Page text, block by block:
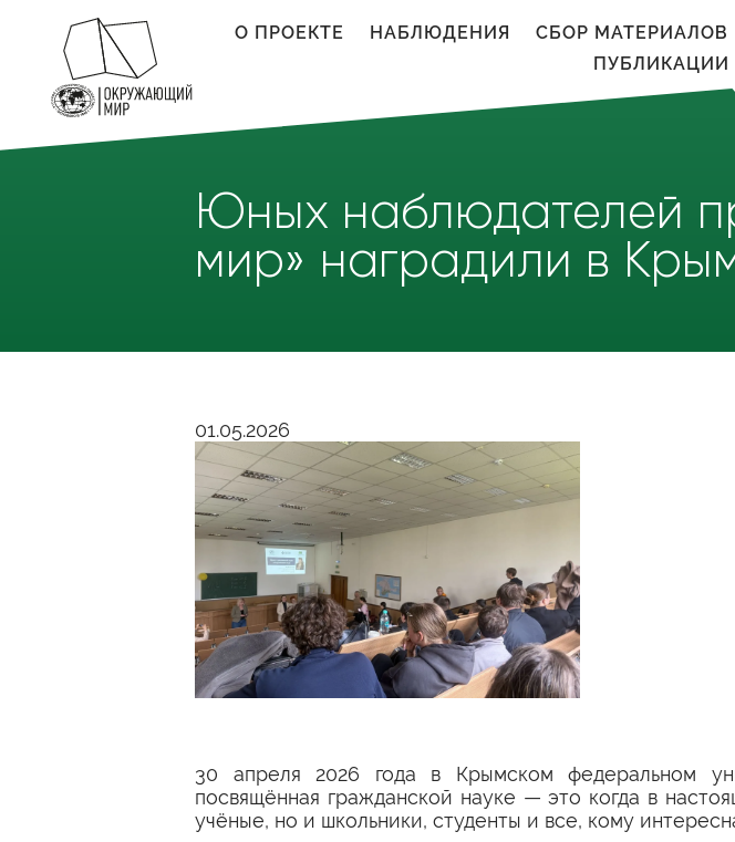
О ПРОЕКТЕ НАБЛЮДЕНИЯ CБОР МАТЕРИАЛОВ
ПУБЛИКАЦИИ
Юных наблюдателей
мир» наградили в
01.05.2026
30 апреля 2026 года в Крымском федеральном
посвящённая гражданской науке — это когда в
учёные, но и школьники, студенты и все, кому